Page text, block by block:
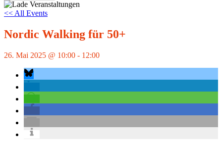
<< All Events
Nordic Walking für 50+
26. Mai 2025 @ 10:00 - 12:00